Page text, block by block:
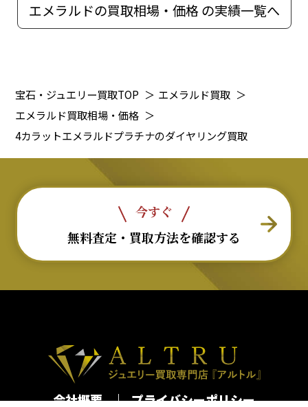
エメラルドの買取相場・価格 の実績一覧へ
宝石・ジュエリー買取TOP ＞ エメラルド買取 ＞
エメラルド買取相場・価格 ＞
4カラットエメラルドプラチナのダイヤリング買取
今すぐ
無料査定・買取方法を確認する
会社概要 プライバシーポリシー